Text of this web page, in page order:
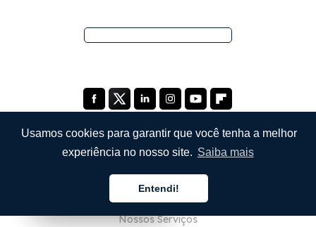
Usamos cookies para garantir que você tenha a melhor
experiência no nosso site. Saiba mais
Entendi!
Sobre Nós
Nossos Serviços
Português
Português
Português